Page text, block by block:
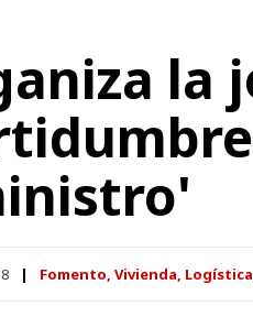
la
Fomento, Vivienda,